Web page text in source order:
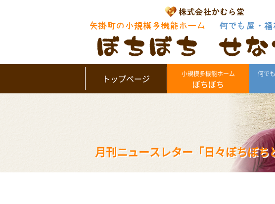
トップページ 小規模多機能ホーム
ぼちぼち
何で
月刊ニュースレター「日々ぼちぼち